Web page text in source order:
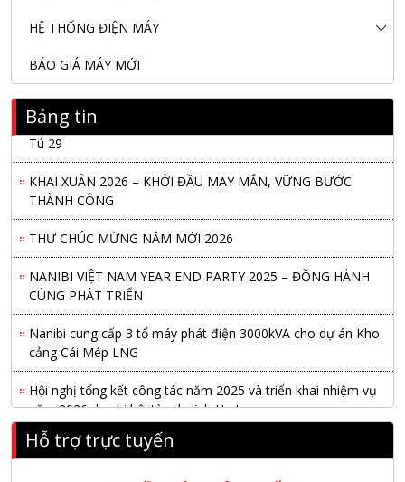
HỆ THỐNG ĐIỆN MÁY
BÁO GIÁ MÁY MỚI
Bảng tin
Nanibi Cung Cấp Động Cơ Weichai Cho Tàu Vận Tải Minh
Tú 29
KHAI XUÂN 2026 – KHỞI ĐẦU MAY MẮN, VỮNG BƯỚC
THÀNH CÔNG
THƯ CHÚC MỪNG NĂM MỚI 2026
NANIBI VIỆT NAM YEAR END PARTY 2025 – ĐỒNG HÀNH
CÙNG PHÁT TRIỂN
Nanibi cung cấp 3 tổ máy phát điện 3000kVA cho dự án Kho
cảng Cái Mép LNG
Hội nghị tổng kết công tác năm 2025 và triển khai nhiệm vụ
năm 2026 do chi hội tàu du lịch Hạ Long
NANIBI khai trương văn phòng Ninh Bình & kỷ niệm 15 năm
phát triển bền vững
Hỗ trợ trực tuyến